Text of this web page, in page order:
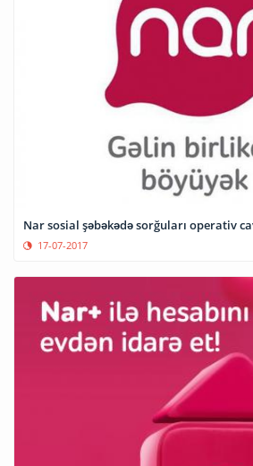
Nar sosial şəbəkədə sorğuları operativ
17-07-2017